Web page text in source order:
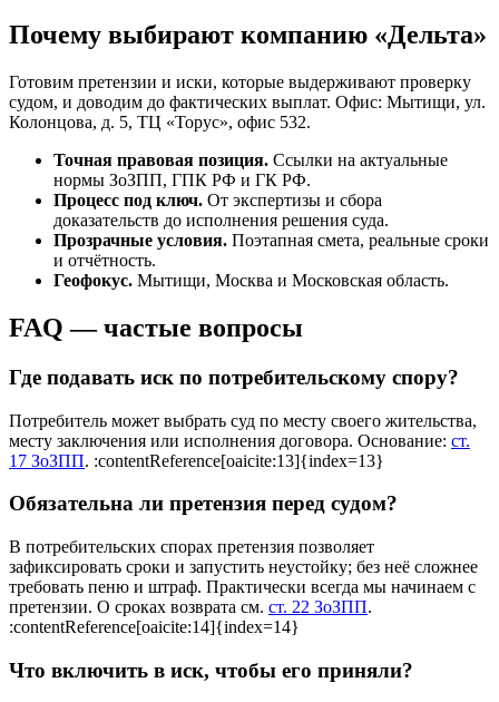
Почему выбирают компанию «Дельта»
Готовим претензии и иски, которые выдерживают проверку
судом, и доводим до фактических выплат. Офис: Мытищи, ул.
Колонцова, д. 5, ТЦ «Торус», офис 532.
Точная правовая позиция. Ссылки на актуальные
нормы ЗоЗПП, ГПК РФ и ГК РФ.
Процесс под ключ. От экспертизы и сбора
доказательств до исполнения решения суда.
Прозрачные условия. Поэтапная смета, реальные сроки
и отчётность.
Геофокус. Мытищи, Москва и Московская область.
FAQ — частые вопросы
Где подавать иск по потребительскому спору?
Потребитель может выбрать суд по месту своего жительства,
месту заключения или исполнения договора. Основание: ст.
17 ЗоЗПП. :contentReference[oaicite:13]{index=13}
Обязательна ли претензия перед судом?
В потребительских спорах претензия позволяет
зафиксировать сроки и запустить неустойку; без неё сложнее
требовать пеню и штраф. Практически всегда мы начинаем с
претензии. О сроках возврата см. ст. 22 ЗоЗПП.
:contentReference[oaicite:14]{index=14}
Что включить в иск, чтобы его приняли?